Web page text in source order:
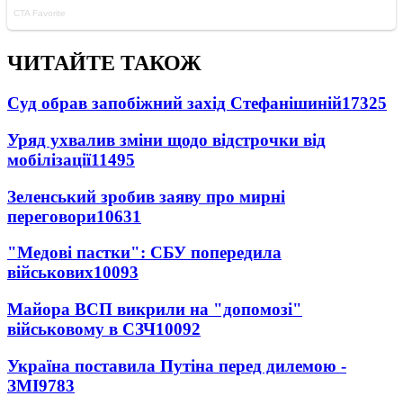
ЧИТАЙТЕ ТАКОЖ
Суд обрав запобіжний захід Стефанішиній17325
Уряд ухвалив зміни щодо відстрочки від
мобілізації11495
Зеленський зробив заяву про мирні
переговори10631
"Медові пастки": СБУ попередила
військових10093
Майора ВСП викрили на "допомозі"
військовому в СЗЧ10092
Україна поставила Путіна перед дилемою -
ЗМІ9783